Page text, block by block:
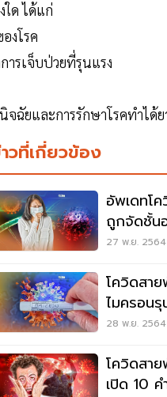
ด ได้แก่
งโรค
ารเจ็บป่วยที่รุนแรง
จฉัยและการรักษาโรคทำได้
วที่เกี่ยวข้อง
อัพเดทโ
ถูกจัดชั้น
เลย
27 พ.ย.
โควิดสาย
ไมครอน
บ้าง เช็ก
28 พ.ย. 2564
โควิดสา
เปิด 10